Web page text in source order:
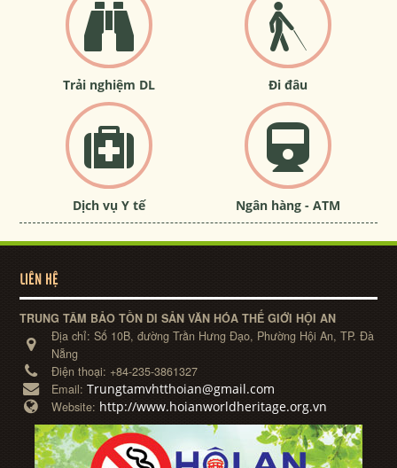
Trải nghiệm DL Đi đâu
Dịch vụ Y tế Ngân hàng - ATM
LIÊN HỆ
TRUNG TÂM BẢO TỒN DI SẢN VĂN HÓA THẾ GIỚI HỘI AN
Địa chỉ:Số 10B, đường Trần Hưng Đạo, Phường Hội An, TP. Đà
Nẵng
Điện thoại: +84-235-3861327
Email:Trungtamvhtthoian@gmail.com
Website: http://www.hoianworldheritage.org.vn